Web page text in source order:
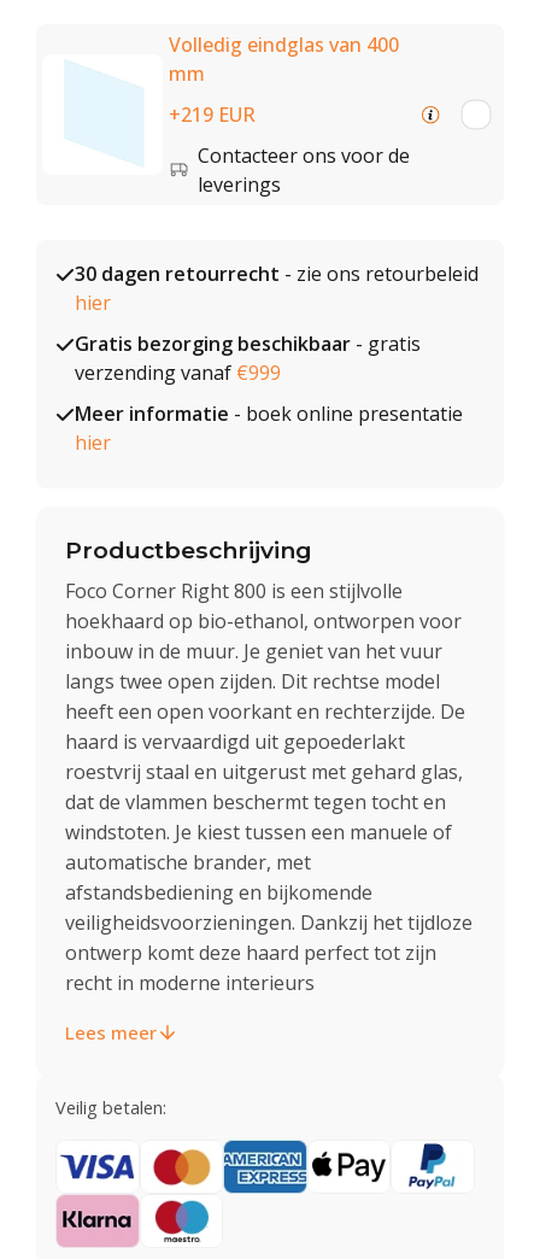
Volledig eindglas van 400
mm
+219 EUR
Contacteer ons voor de
leverings
30 dagen retourrecht - zie ons retourbeleid
hier
Gratis bezorging beschikbaar - gratis
verzending vanaf €999
Meer informatie - boek online presentatie
hier
Productbeschrijving
Foco Corner Right 800 is een stijlvolle
hoekhaard op bio-ethanol, ontworpen voor
inbouw in de muur. Je geniet van het vuur
langs twee open zijden. Dit rechtse model
heeft een open voorkant en rechterzijde. De
haard is vervaardigd uit gepoederlakt
roestvrij staal en uitgerust met gehard glas,
dat de vlammen beschermt tegen tocht en
windstoten. Je kiest tussen een manuele of
automatische brander, met
afstandsbediening en bijkomende
veiligheidsvoorzieningen. Dankzij het tijdloze
ontwerp komt deze haard perfect tot zijn
recht in moderne interieurs
Lees meer
Veilig betalen: